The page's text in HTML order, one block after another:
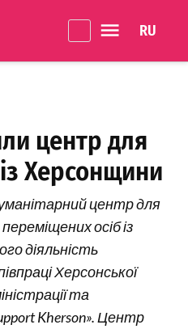
центр для
Херсонщини
центр для
осіб із
діяльність
Херсонської
та
Kherson». Центр